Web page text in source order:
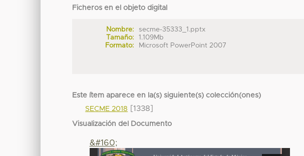
Ficheros en el objeto digital
Nombre:
secme-35333_1.pptx
Tamaño:
1.109Mb
Formato:
Microsoft PowerPoint 2007
Este ítem aparece en la(s) siguiente(s) colección(ones)
SECME 2018
[1338]
Visualización del Documento
&#160;